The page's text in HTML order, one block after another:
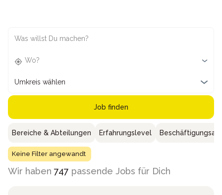
Was willst Du machen?
Wo?
Umkreis wählen
Job finden
Bereiche & Abteilungen Erfahrungslevel
Keine Filter angewandt
Wir haben 747 passende Jobs für Dich